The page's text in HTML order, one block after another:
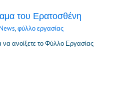
του Ερατοσθένη
,φύλλο εργασίας
ανοίξετε το Φύλλο Εργασίας